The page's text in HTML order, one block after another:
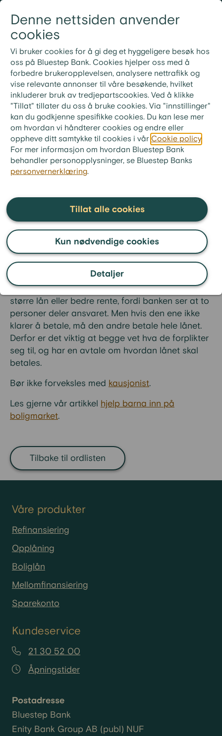
Denne nettsiden anvender
cookies
Vi bruker cookies for å gi deg et hyggeligere besøk hos
oss på Bluestep Bank. Cookies hjelper oss med å
forbedre brukeropplevelsen, analysere nettrafikk og
vise relevante annonser til våre besøkende, hvilket
inkluderer bruk av tredjepartscookies. Ved å klikke
"Tillat" tillater du oss å bruke cookies. Via "innstillinger"
kan du godkjenne spesifikke cookies. Du kan lese mer
om hvordan vi håndterer cookies og endre eller
oppheve ditt samtykke til cookies i vår Cookie policy
For mer informasjon om hvordan Bluestep Bank
behandler personopplysninger, se Bluestep Banks
personvernerklæring.
Detaljer
Kun nødvendige cookies
Tillat alle cookies
Nye rutiner for ekstrainnbetaling på lån
Ved ekstrainnbetaling på lånet ditt må du bruke
KID-nummeret fra din siste faktura. Ønsker du i
stedet å betale neste måneds innbetaling, skriv «Til
gode + ditt lånenummer» i meldingsfeltet i stedet for
KID-nummer.
bluestep.no > Økonomitips > Ordliste
Medlåntaker
Å ha en medlåntaker innebærer
at man tar opp et lån sammen
med en annen.
Dette betyr at begge personene må betale
tilbake lånet. Medlåntakere er ofte ektefeller,
samboere eller familiemedlemmer som vil kjøpe
bolig sammen, eller som vil hjelpe til med å få
bedre lånevilkår, som lavere
. Fordelen med
en medlåntaker er at det kan bli lettere å få et
større lån eller bedre rente, fordi banken ser at to
personer deler ansvaret. Men hvis den ene ikke
klarer å betale, må den andre betale hele lånet.
Derfor er det viktig at begge vet hva de forplikter
seg til, og har en avtale om hvordan lånet skal
betales.
Bør ikke forveksles med kausjonist.
Les gjerne vår artikkel hjelp barna inn på
boligmarket.
Tilbake til ordlisten
Våre produkter
Refinansiering
Opplåning
Boliglån
Mellomfinansiering
Sparekonto
Kundeservice
21 30 52 00
Åpningstider
Postadresse
Bluestep Bank
Enity Bank Group AB (publ) NUF